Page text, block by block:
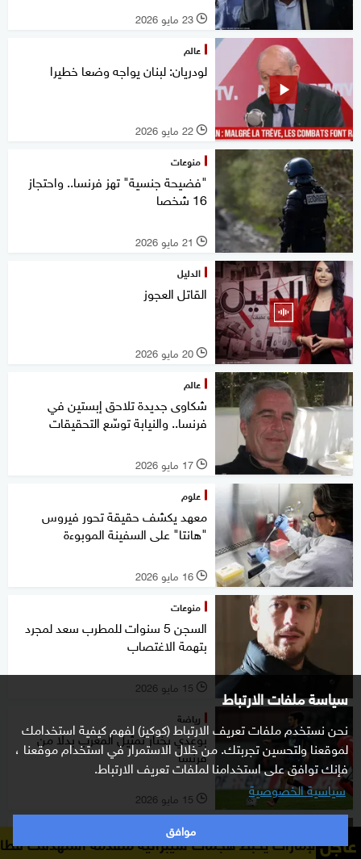
سياسة ملفات الارتباط
نحن نستخدم ملفات تعريف الارتباط (كوكيز) لفهم كيفية استخدامك
لموقعنا ولتحسين تجربتك. من خلال الاستمرار في استخدام موقعنا ،
فإنك توافق على استخدامنا لملفات تعريف الارتباط.
سياسية الخصوصية
موافق
l 23 مايو 2026
عالم
لودريان: لبنان يواجه وضعا خطيرا
l 22 مايو 2026
منوعات
"فضيحة جنسية" تهز فرنسا.. واحتجاز
16 شخصا
l 21 مايو 2026
الدليل
القاتل العجوز
l 20 مايو 2026
عالم
شكاوى جديدة تلاحق إبستين في
فرنسا.. والنيابة توسّع التحقيقات
l 17 مايو 2026
علوم
معهد يكشف حقيقة تحور فيروس
"هانتا" على السفينة الموبوءة
l 16 مايو 2026
منوعات
السجن 5 سنوات للمطرب سعد لمجرد
بتهمة الاغتصاب
l 15 مايو 2026
رياضة
بوعدي يختار تمثيل المغرب بدلا من
فرنسا
l 15 مايو 2026
منوعات
صحفي فرنسي يكشف سر صفعة عاجل
هجمات سيبرانية متقدمة استهدفت قطاعات الطيران